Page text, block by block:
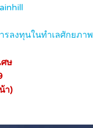
ลงทุนในทำเลศักยภาพ
ศษ
า)